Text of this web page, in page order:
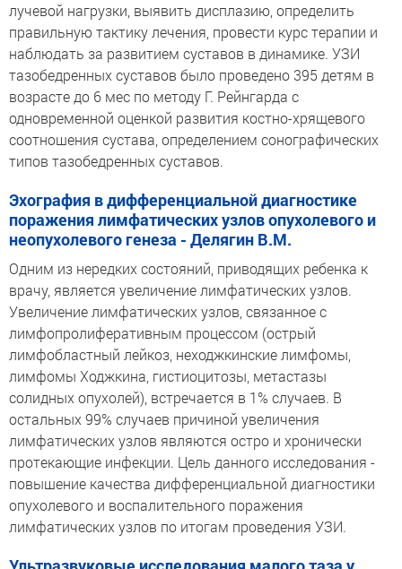
лучевой нагрузки, выявить дисплазию, определить
правильную тактику лечения, провести курс терапии и
наблюдать за развитием суставов в динамике. УЗИ
тазобедренных суставов было проведено 395 детям в
возрасте до 6 мес по методу Г. Рейнгарда с
одновременной оценкой развития костно-хрящевого
соотношения сустава, определением сонографических
типов тазобедренных суставов.
Эхография в дифференциальной диагностике
поражения лимфатических узлов опухолевого и
неопухолевого генеза - Делягин В.М.
Одним из нередких состояний, приводящих ребенка к
врачу, является увеличение лимфатических узлов.
Увеличение лимфатических узлов, связанное с
лимфопролиферативным процессом (острый
лимфобластный лейкоз, неходжкинские лимфомы,
лимфомы Ходжкина, гистиоцитозы, метастазы
солидных опухолей), встречается в 1% случаев. В
остальных 99% случаев причиной увеличения
лимфатических узлов являются остро и хронически
протекающие инфекции. Цель данного исследования -
повышение качества дифференциальной диагностики
опухолевого и воспалительного поражения
лимфатических узлов по итогам проведения УЗИ.